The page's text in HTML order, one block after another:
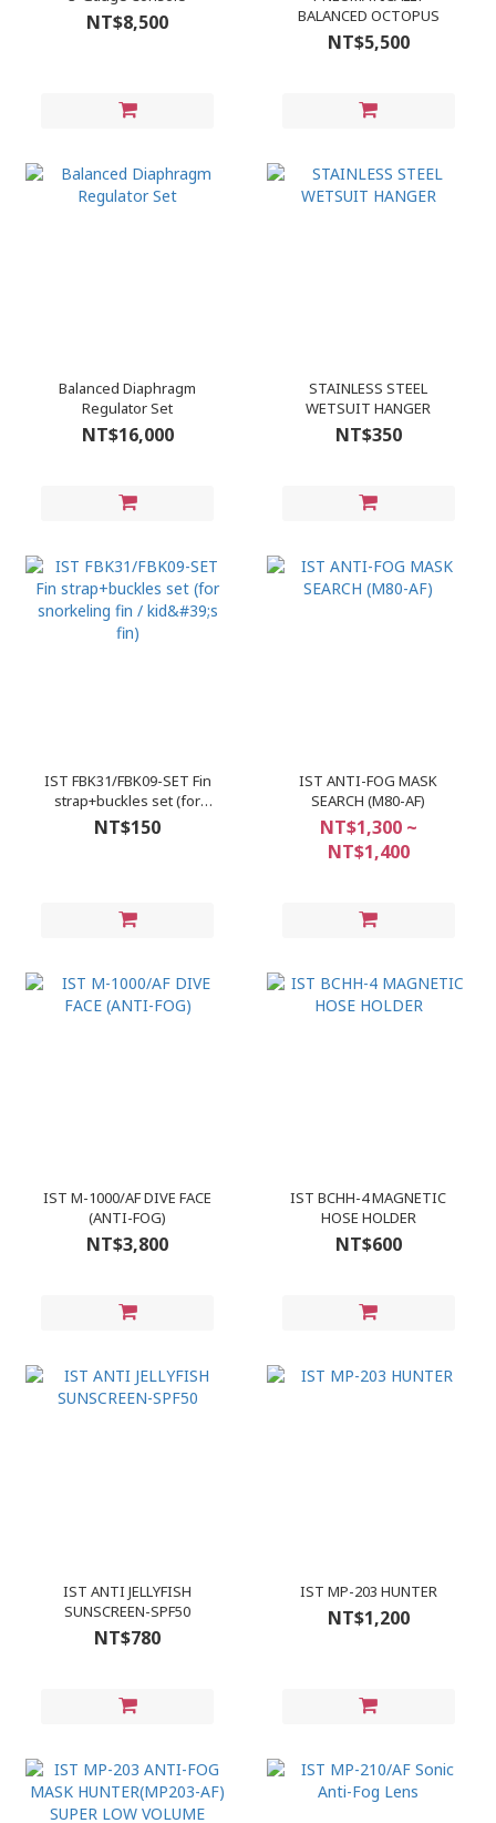
NT$8,500
BALANCED OCTOPUS
NT$5,500
Balanced Diaphragm
Regulator Set
NT$16,000
STAINLESS STEEL
WETSUIT HANGER
NT$350
IST FBK31/FBK09-SET Fin
strap+buckles set (for
snorkeling fin / kid's fin)
NT$150
IST ANTI-FOG MASK
SEARCH (M80-AF)
NT$1,300 ~
NT$1,400
IST M-1000/AF DIVE FACE
(ANTI-FOG)
NT$3,800
IST BCHH-4 MAGNETIC
HOSE HOLDER
NT$600
IST ANTI JELLYFISH
SUNSCREEN-SPF50
NT$780
IST MP-203 HUNTER
NT$1,200